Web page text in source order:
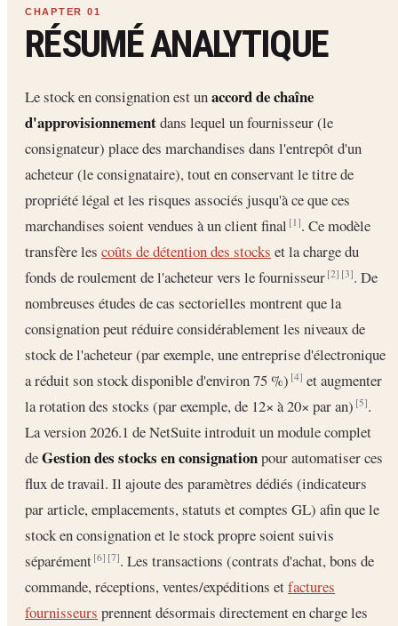
RÉSUMÉ ANALYTIQUE
Le stock en consignation est unaccord de chaîne
d'approvisionnementdans lequel un fournisseur (le
consignateur) place des marchandises dans l'entrepôt d'un
acheteur (le consignataire), tout en conservant le titre de
propriété légal et les risques associés jusqu'à ce que ces
marchandises soient vendues à un client final[1]. Ce modèle
transfère les coûts de détention des stocks et la charge du
fonds de roulement de l'acheteur vers le fournisseur[2] [3]. De
nombreuses études de cas sectorielles montrent que la
consignation peut réduire considérablement les niveaux de
stock de l'acheteur (par exemple, une entreprise d'électronique
a réduit son stock disponible d'environ 75 %)[4] et augmenter
la rotation des stocks (par exemple, de 12× à 20× par an)[5].
La version 2026.1 de NetSuite introduit un module complet
deGestion des stocks en consignationpour automatiser ces
flux de travail. Il ajoute des paramètres dédiés (indicateurs
par article, emplacements, statuts et comptes GL) afin que le
stock en consignation et le stock propre soient suivis
séparément[6] [7]. Les transactions (contrats d'achat, bons de
commande, réceptions, ventes/expéditions etfactures
fournisseurs prennent désormais directement en charge les